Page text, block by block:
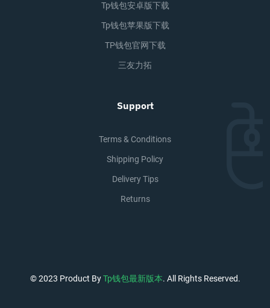
Tp钱包安卓版下载
Tp钱包苹果版下载
TP钱包官网下载
三友力拓
Support
Terms & Conditions
Shipping Policy
Delivery Tips
Returns
© 2023 Product ByTp钱包最新版本. All Rights Reserved.